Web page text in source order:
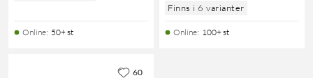
Online: 50+ st
Finns i 6 varianter
Online: 100+ st
60